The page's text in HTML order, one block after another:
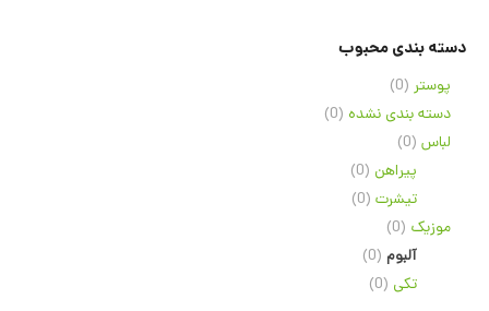
دسته بندی محبوب
پوستر (0)
دسته بندی نشده (0)
لباس (0)
پیراهن (0)
تیشرت (0)
موزیک (0)
آلبوم (0)
تکی (0)